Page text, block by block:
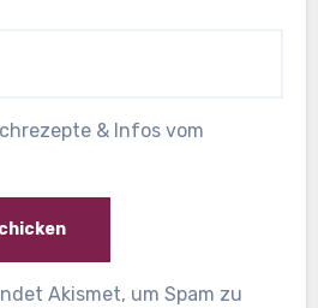
& Infos vom
Akismet, um Spam zu